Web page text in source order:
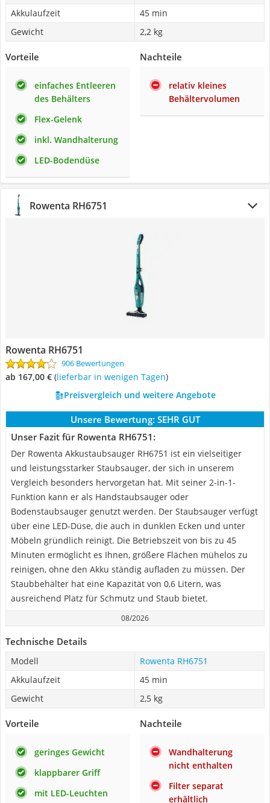
Akkulaufzeit
45 min
Gewicht
‎2,2 kg
Vorteile
einfaches Entleeren
des Behälters
Flex-Gelenk
inkl. Wandhalterung
LED-Bodendüse
Nachteile
relativ kleines
Behältervolumen
Rowenta RH6751
Rowenta RH6751
906 Bewertungen
ab 167,00 € ( Lieferbar in wenigen Tagen)
Preisvergleich und weitere Angebote
Unsere Bewertung: SEHR GUT
Unser Fazit für Rowenta RH6751:
Der Rowenta Akkustaubsauger RH6751 ist ein vielseitiger
und leistungsstarker Staubsauger, der sich in unserem
Vergleich besonders hervorgetan hat. Mit seiner 2-in-1-
Funktion kann er als Handstaubsauger oder
Bodenstaubsauger genutzt werden. Der Staubsauger verfügt
über eine LED-Düse, die auch in dunklen Ecken und unter
Möbeln gründlich reinigt. Die Betriebszeit von bis zu 45
Minuten ermöglicht es Ihnen, größere Flächen mühelos zu
reinigen, ohne den Akku ständig aufladen zu müssen. Der
Staubbehälter hat eine Kapazität von 0,6 Litern, was
ausreichend Platz für Schmutz und Staub bietet.
08/2026
Technische Details
Modell
Rowenta RH6751
Akkulaufzeit
45 min
Gewicht
2,5 kg
Vorteile
geringes Gewicht
klappbarer Griff
mit LED-Leuchten
Nachteile
Wandhalterung
nicht enthalten
Filter separat
erhältlich